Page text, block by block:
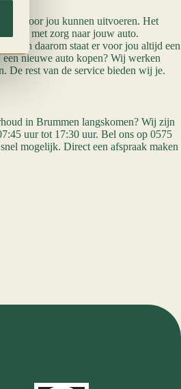
wij voor jou kunnen uitvoeren. Het
graag met zorg naar jouw auto.
en daarom staat er voor jou altijd een
nieuwe auto kopen? Wij werken
De rest van de service bieden wij je.
in Brummen langskomen? Wij zijn
uur tot 17:30 uur. Bel ons op 0575
mogelijk. Direct een afspraak maken